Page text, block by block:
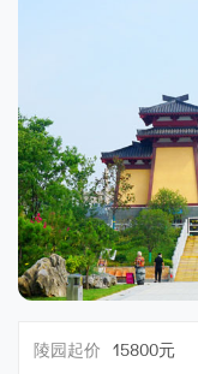
陵园起价 15800元